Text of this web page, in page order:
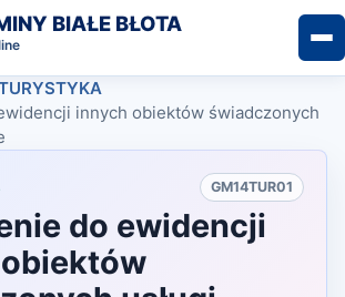
BIAŁE BŁOTA
innych obiektów świadczonych
GM14TUR01
do ewidencji